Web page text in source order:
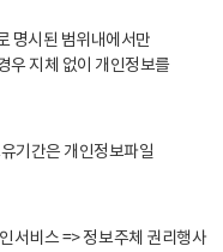
명시된 범위내에서만
우 지체 없이 개인정보를
기간은 개인정보파일
비스 => 정보주체 권리행사